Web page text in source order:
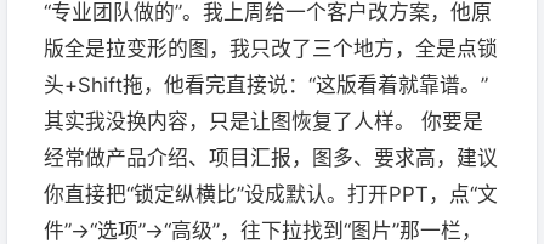
“专业团队做的”。我上周给一个客户改方案，他原
版全是拉变形的图，我只改了三个地方，全是点锁
头+Shift拖，他看完直接说：“这版看着就靠谱。”
其实我没换内容，只是让图恢复了人样。 你要是
经常做产品介绍、项目汇报，图多、要求高，建议
你直接把“锁定纵横比”设成默认。打开PPT，点“文
件”→“选项”→“高级”，往下拉找到“图片”那一栏，